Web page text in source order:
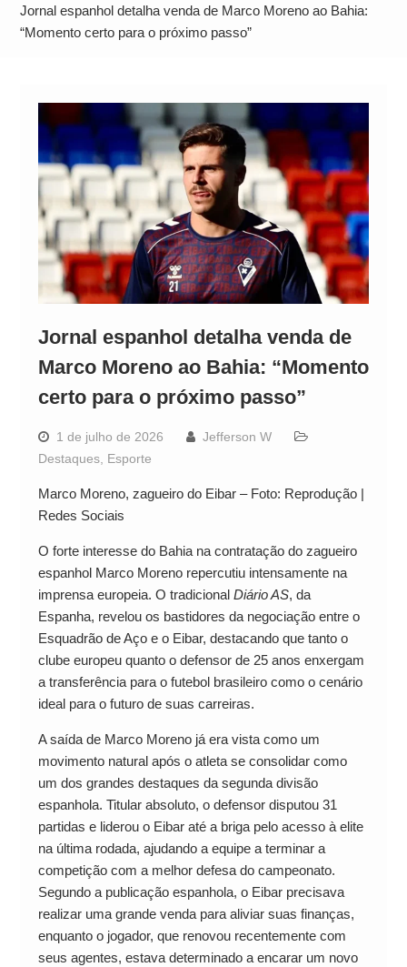
Alto
Jornal espanhol detalha venda de Marco Moreno ao Bahia:
“Momento certo para o próximo passo”
Jornal espanhol detalha venda de
Marco Moreno ao Bahia: “Momento
certo para o próximo passo”
1 de julho de 2026
Jefferson W
Destaques, Esporte
Marco Moreno, zagueiro do Eibar – Foto: Reprodução |
Redes Sociais
O forte interesse do Bahia na contratação do zagueiro
espanhol Marco Moreno repercutiu intensamente na
imprensa europeia. O tradicional Diário AS, da
Espanha, revelou os bastidores da negociação entre o
Esquadrão de Aço e o Eibar, destacando que tanto o
clube europeu quanto o defensor de 25 anos enxergam
a transferência para o futebol brasileiro como o cenário
ideal para o futuro de suas carreiras.
A saída de Marco Moreno já era vista como um
movimento natural após o atleta se consolidar como
um dos grandes destaques da segunda divisão
espanhola. Titular absoluto, o defensor disputou 31
partidas e liderou o Eibar até a briga pelo acesso à elite
na última rodada, ajudando a equipe a terminar a
competição com a melhor defesa do campeonato.
Segundo a publicação espanhola, o Eibar precisava
realizar uma grande venda para aliviar suas finanças,
enquanto o jogador, que renovou recentemente com
seus agentes, estava determinado a encarar um novo